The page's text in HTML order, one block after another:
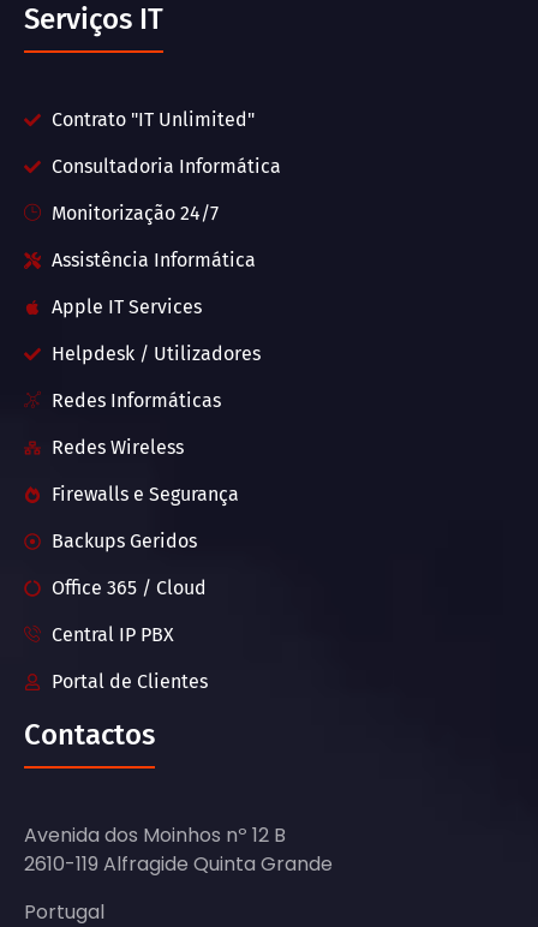
Serviços IT
Contrato "IT Unlimited"
Consultadoria Informática
Monitorização 24/7
Assistência Informática
Apple IT Services
Helpdesk / Utilizadores
Redes Informáticas
Redes Wireless
Firewalls e Segurança
Backups Geridos
Office 365 / Cloud
Central IP PBX
Portal de Clientes
Contactos
Avenida dos Moinhos nº 12 B
2610-119 Alfragide Quinta Grande
Portugal